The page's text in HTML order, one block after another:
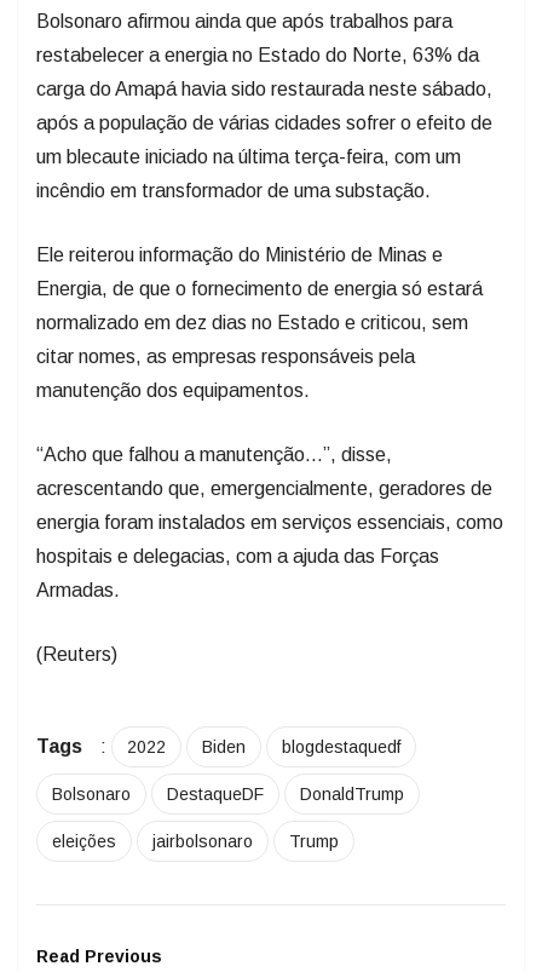
Bolsonaro afirmou ainda que após trabalhos para
restabelecer a energia no Estado do Norte, 63% da
carga do Amapá havia sido restaurada neste sábado,
após a população de várias cidades sofrer o efeito de
um blecaute iniciado na última terça-feira, com um
incêndio em transformador de uma substação.
Ele reiterou informação do Ministério de Minas e
Energia, de que o fornecimento de energia só estará
normalizado em dez dias no Estado e criticou, sem
citar nomes, as empresas responsáveis pela
manutenção dos equipamentos.
“Acho que falhou a manutenção…”, disse,
acrescentando que, emergencialmente, geradores de
energia foram instalados em serviços essenciais, como
hospitais e delegacias, com a ajuda das Forças
Armadas.
(Reuters)
Tags : 2022 Biden blogdestaquedf
Bolsonaro DestaqueDF DonaldTrump
eleições jairbolsonaro Trump
Read Previous